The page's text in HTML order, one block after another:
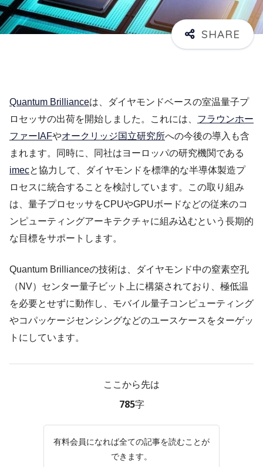
Quantum Brillianceは、ダイヤモンドベースの室温量子プ
ロセッサの出荷を開始しました。これには、 フラウンホー
ファーIAFやオークリッジ国立研究所への今後の導入も含
まれます。同時に、同社はヨーロッパの研究機関である
imecと協力して、ダイヤモンドを標準的な半導体製造プ
ロセスに統合することを検討しています。この取り組み
は、量子プロセッサをCPUやGPUボードなどの従来のコ
ンピューティングアーキテクチャに組み込むという長期的
な目標をサポートします。
Quantum Brillianceの技術は、ダイヤモンド中の窒素空孔
（NV）センター量子ビット上に構築されており、極低温
を必要とせずに動作し、モバイル量子コンピューティング
やコパッケージセンシングなどのユースケースをターゲッ
トにしています。
ここから先は
785字
有料会員になれば全ての記事を読むことが
できます。